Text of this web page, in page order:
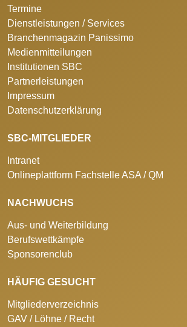
Termine
Dienstleistungen / Services
Branchenmagazin Panissimo
Medienmitteilungen
Institutionen SBC
Partnerleistungen
Impressum
Datenschutzerklärung
SBC-MITGLIEDER
Intranet
Onlineplattform Fachstelle ASA / QM
NACHWUCHS
Aus- und Weiterbildung
Berufswettkämpfe
Sponsorenclub
HÄUFIG GESUCHT
Mitgliederverzeichnis
GAV / Löhne / Recht